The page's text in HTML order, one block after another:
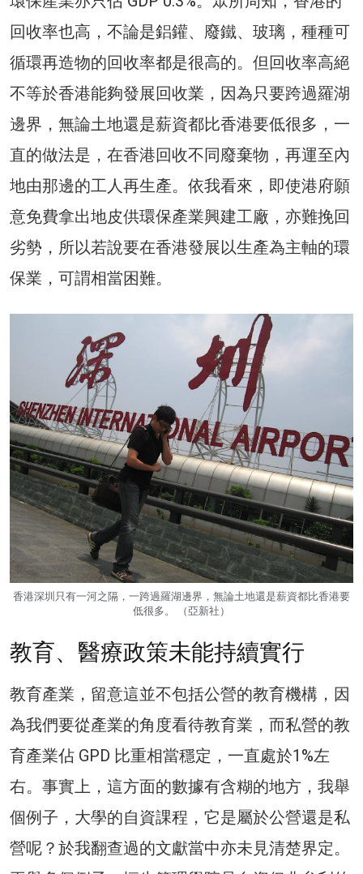
回收率也高，不論是鋁鑵、廢鐵、玻璃，種種可
循環再造物的回收率都是很高的。但回收率高絕
不等於香港能夠發展回收業，因為只要跨過羅湖
邊界，無論土地還是薪資都比香港要低很多，一
直的做法是，在香港回收不同廢棄物，再運至內
地由那邊的工人再生產。依我看來，即使港府願
意免費拿出地皮供環保產業興建工廠，亦難挽回
劣勢，所以若說要在香港發展以生產為主軸的環
保業，可謂相當困難。
香港深圳只有一河之隔，一跨過羅湖邊界，無論土地還是薪資都比香港要
低很多。 （亞新社）
教育、醫療政策未能持續實行
教育產業，留意這並不包括公營的教育機構，因
為我們要從產業的角度看待教育業，而私營的教
育產業佔 GPD 比重相當穩定，一直處於1%左
右。事實上，這方面的數據有含糊的地方，我舉
個例子，大學的自資課程，它是屬於公營還是私
營呢？於我翻查過的文獻當中亦未見清楚界定。